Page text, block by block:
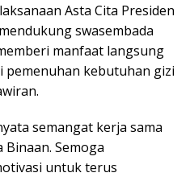
Asta Cita Presiden
swasembada
manfaat langsung
pemenuhan kebutuhan gizi
semangat kerja sama
Semoga
untuk terus